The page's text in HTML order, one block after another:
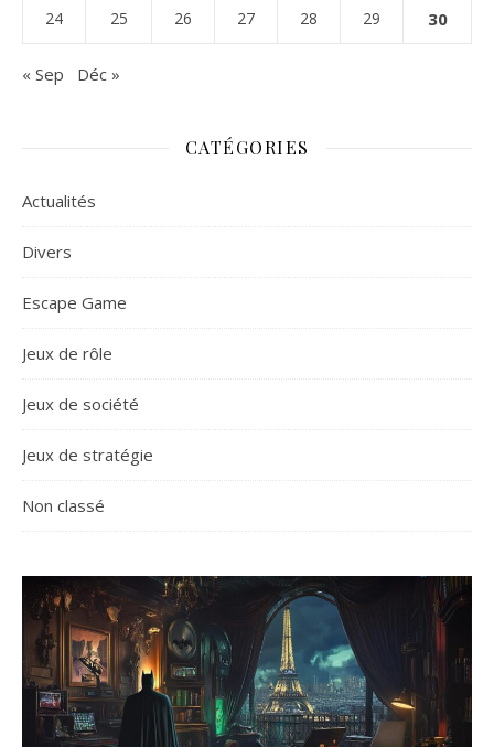
24 25 26 27 28 29 30
« Sep Déc »
CATÉGORIES
Actualités
Divers
Escape Game
Jeux de rôle
Jeux de société
Jeux de stratégie
Non classé